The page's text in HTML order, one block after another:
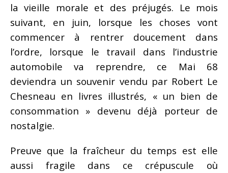
la vieille morale et des préjugés. Le mois
suivant, en juin, lorsque les choses vont
commencer à rentrer doucement dans
l’ordre, lorsque le travail dans l’industrie
automobile va reprendre, ce Mai 68
deviendra un souvenir vendu par Robert Le
Chesneau en livres illustrés, « un bien de
consommation » devenu déjà porteur de
nostalgie.
Preuve que la fraîcheur du temps est elle
aussi fragile dans ce crépuscule où